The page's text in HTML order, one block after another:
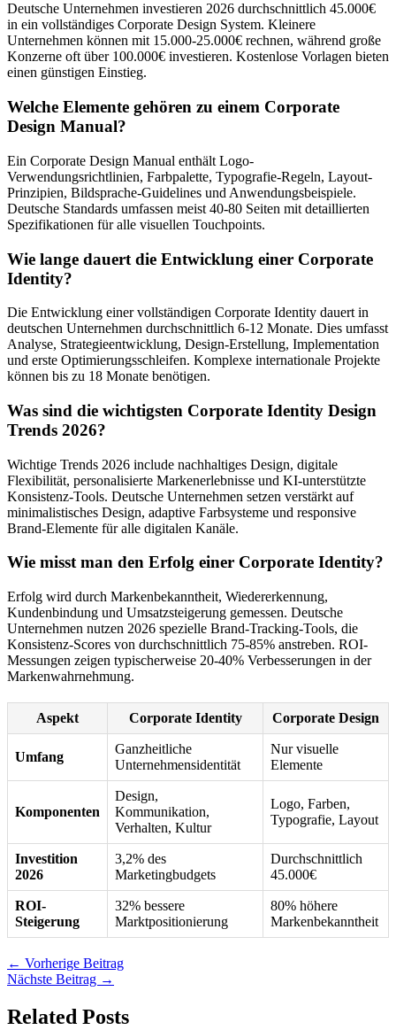
Deutsche Unternehmen investieren 2026 durchschnittlich 45.000€
in ein vollständiges Corporate Design System. Kleinere
Unternehmen können mit 15.000-25.000€ rechnen, während große
Konzerne oft über 100.000€ investieren. Kostenlose Vorlagen bieten
einen günstigen Einstieg.
Welche Elemente gehören zu einem Corporate
Design Manual?
Ein Corporate Design Manual enthält Logo-
Verwendungsrichtlinien, Farbpalette, Typografie-Regeln, Layout-
Prinzipien, Bildsprache-Guidelines und Anwendungsbeispiele.
Deutsche Standards umfassen meist 40-80 Seiten mit detaillierten
Spezifikationen für alle visuellen Touchpoints.
Wie lange dauert die Entwicklung einer Corporate
Identity?
Die Entwicklung einer vollständigen Corporate Identity dauert in
deutschen Unternehmen durchschnittlich 6-12 Monate. Dies umfasst
Analyse, Strategieentwicklung, Design-Erstellung, Implementation
und erste Optimierungsschleifen. Komplexe internationale Projekte
können bis zu 18 Monate benötigen.
Was sind die wichtigsten Corporate Identity Design
Trends 2026?
Wichtige Trends 2026 include nachhaltiges Design, digitale
Flexibilität, personalisierte Markenerlebnisse und KI-unterstützte
Konsistenz-Tools. Deutsche Unternehmen setzen verstärkt auf
minimalistisches Design, adaptive Farbsysteme und responsive
Brand-Elemente für alle digitalen Kanäle.
Wie misst man den Erfolg einer Corporate Identity?
Erfolg wird durch Markenbekanntheit, Wiedererkennung,
Kundenbindung und Umsatzsteigerung gemessen. Deutsche
Unternehmen nutzen 2026 spezielle Brand-Tracking-Tools, die
Konsistenz-Scores von durchschnittlich 75-85% anstreben. ROI-
Messungen zeigen typischerweise 20-40% Verbesserungen in der
Markenwahrnehmung.
Aspekt Corporate Identity Corporate Design
Umfang
Ganzheitliche
Unternehmensidentität
Nur visuelle
Elemente
Komponenten
Design,
Kommunikation,
Verhalten, Kultur
Logo, Farben,
Typografie, Layout
Investition
2026
3,2% des
Marketingbudgets
Durchschnittlich
45.000€
ROI-
Steigerung
32% bessere
Marktpositionierung
80% höhere
Markenbekanntheit
← Vorherige Beitrag
Nächste Beitrag →
Related Posts